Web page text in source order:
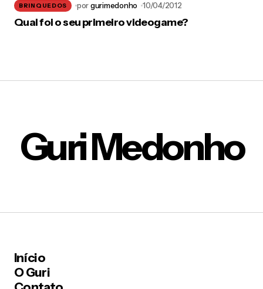
BRINQUEDOS porgurimedonho 10/04/2012
Qual foi o seu primeiro videogame?
Guri Medonho
Início
O Guri